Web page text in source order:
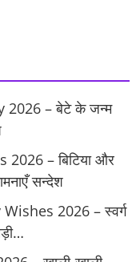
2026 – बेटे के जन्म
– बिटिया और
सन्देश
2026 – स्वर्ग